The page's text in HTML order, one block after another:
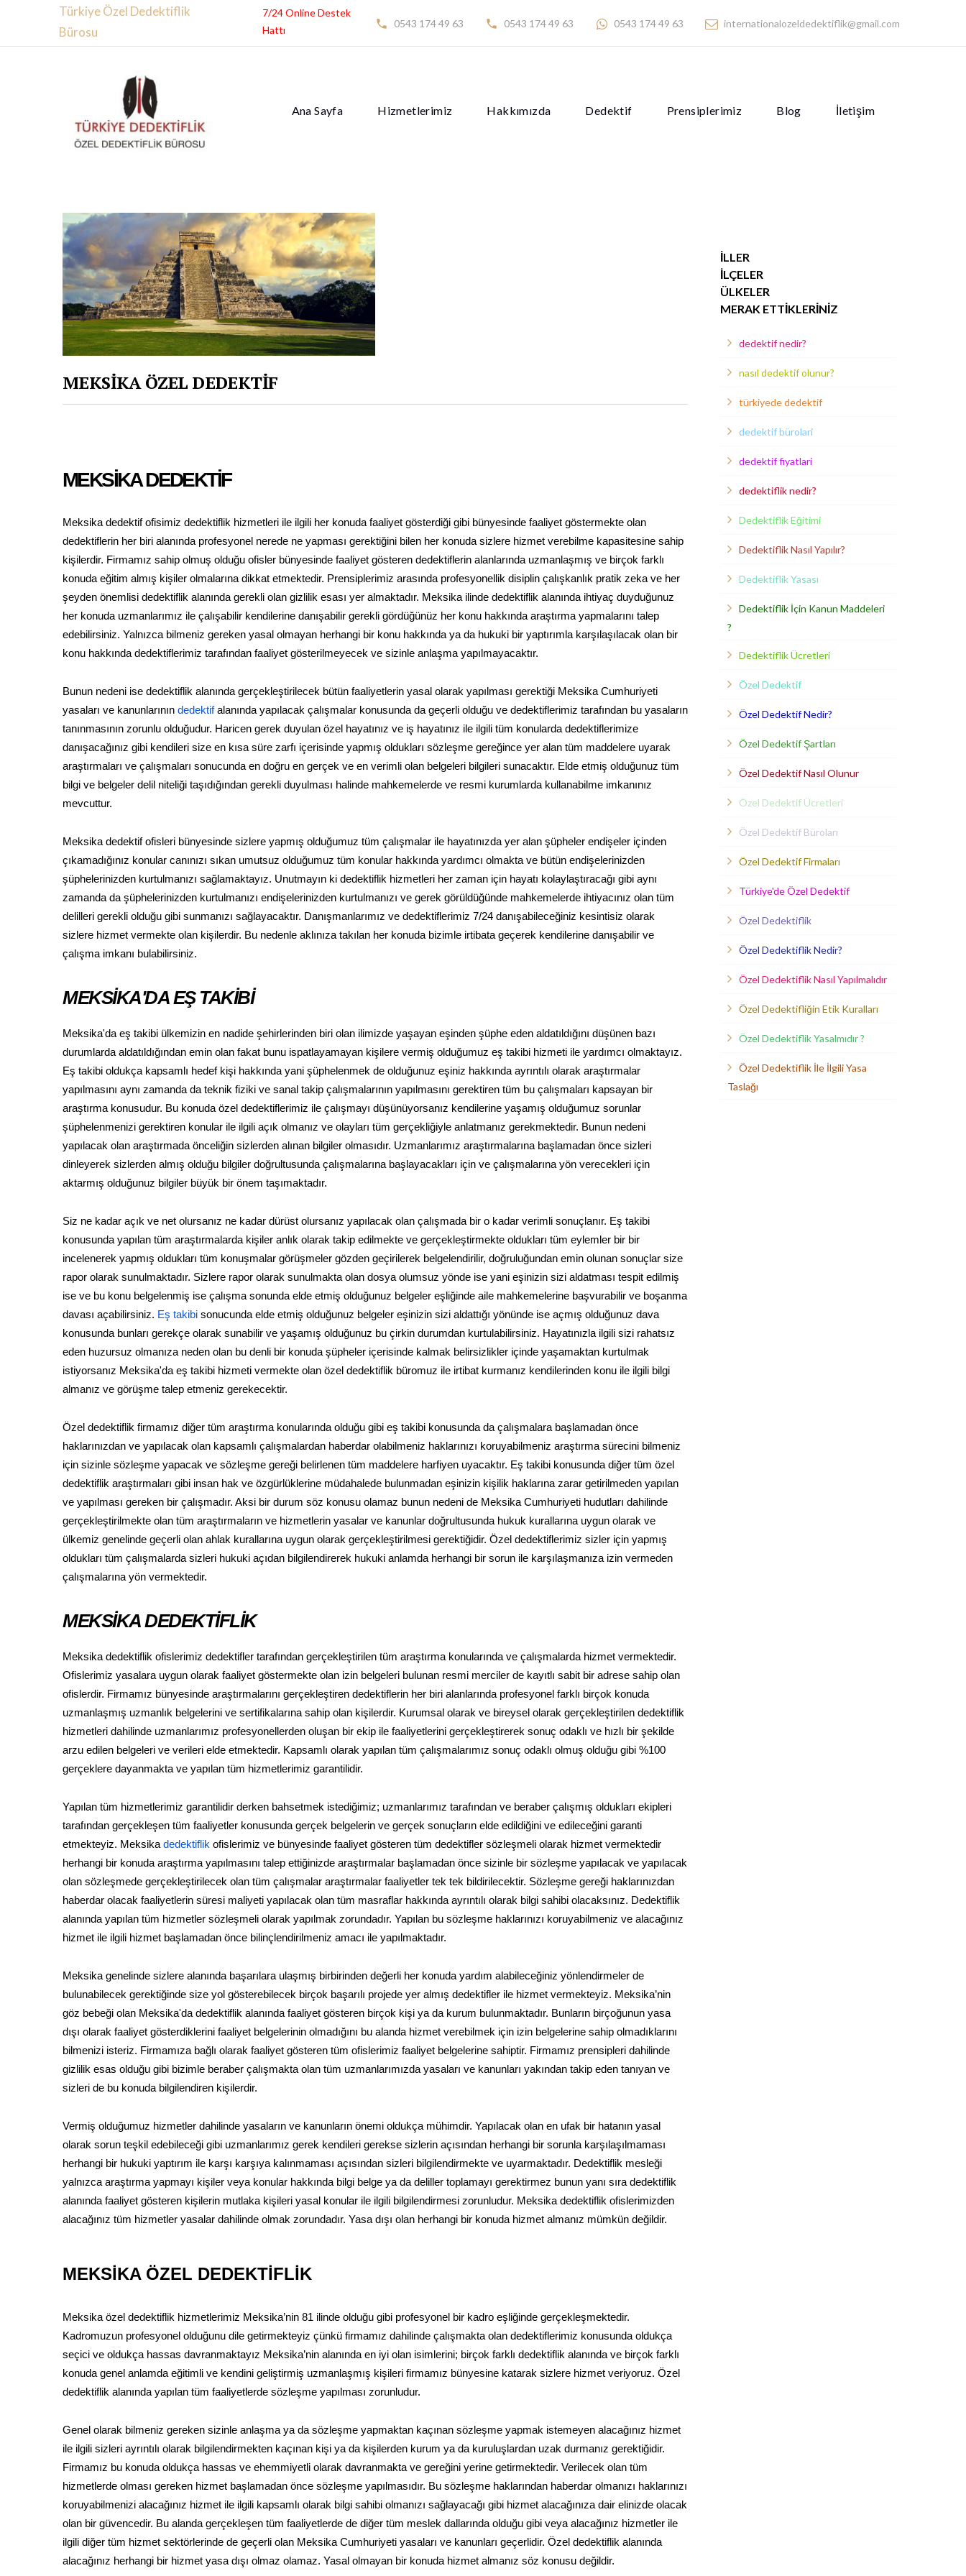
Türkiye Özel Dedektiflik
Bürosu
7/24 Online Destek
Hattı
0543 174 49 63 0543 174 49 63 0543 174 49 63 internationalozeldedektiflik@gmail.com
Ana Sayfa Hizmetlerimiz Hakkımızda Dedektif Prensiplerimiz Blog İletişim
MEKSİKA ÖZEL DEDEKTİF
MEKSİKA DEDEKTİF
Meksika dedektif ofisimiz dedektiflik hizmetleri ile ilgili her konuda faaliyet gösterdiği gibi bünyesinde faaliyet göstermekte olan
dedektiflerin her biri alanında profesyonel nerede ne yapması gerektiğini bilen her konuda sizlere hizmet verebilme kapasitesine sahip
kişilerdir. Firmamız sahip olmuş olduğu ofisler bünyesinde faaliyet gösteren dedektiflerin alanlarında uzmanlaşmış ve birçok farklı
konuda eğitim almış kişiler olmalarına dikkat etmektedir. Prensiplerimiz arasında profesyonellik disiplin çalışkanlık pratik zeka ve her
şeyden önemlisi dedektiflik alanında gerekli olan gizlilik esası yer almaktadır. Meksika ilinde dedektiflik alanında ihtiyaç duyduğunuz
her konuda uzmanlarımız ile çalışabilir kendilerine danışabilir gerekli gördüğünüz her konu hakkında araştırma yapmalarını talep
edebilirsiniz. Yalnızca bilmeniz gereken yasal olmayan herhangi bir konu hakkında ya da hukuki bir yaptırımla karşılaşılacak olan bir
konu hakkında dedektiflerimiz tarafından faaliyet gösterilmeyecek ve sizinle anlaşma yapılmayacaktır.
Bunun nedeni ise dedektiflik alanında gerçekleştirilecek bütün faaliyetlerin yasal olarak yapılması gerektiği Meksika Cumhuriyeti
yasaları ve kanunlarının dedektifalanında yapılacak çalışmalar konusunda da geçerli olduğu ve dedektiflerimiz tarafından bu yasaların
tanınmasının zorunlu olduğudur. Haricen gerek duyulan özel hayatınız ve iş hayatınız ile ilgili tüm konularda dedektiflerimize
danışacağınız gibi kendileri size en kısa süre zarfı içerisinde yapmış oldukları sözleşme gereğince yer alan tüm maddelere uyarak
araştırmaları ve çalışmaları sonucunda en doğru en gerçek ve en verimli olan belgeleri bilgileri sunacaktır. Elde etmiş olduğunuz tüm
bilgi ve belgeler delil niteliği taşıdığından gerekli duyulması halinde mahkemelerde ve resmi kurumlarda kullanabilme imkanınız
mevcuttur.
Meksika dedektif ofisleri bünyesinde sizlere yapmış olduğumuz tüm çalışmalar ile hayatınızda yer alan şüpheler endişeler içinden
çıkamadığınız konular canınızı sıkan umutsuz olduğumuz tüm konular hakkında yardımcı olmakta ve bütün endişelerinizden
şüphelerinizden kurtulmanızı sağlamaktayız. Unutmayın ki dedektiflik hizmetleri her zaman için hayatı kolaylaştıracağı gibi aynı
zamanda da şüphelerinizden kurtulmanızı endişelerinizden kurtulmanızı ve gerek görüldüğünde mahkemelerde ihtiyacınız olan tüm
delilleri gerekli olduğu gibi sunmanızı sağlayacaktır. Danışmanlarımız ve dedektiflerimiz 7/24 danışabileceğiniz kesintisiz olarak
sizlere hizmet vermekte olan kişilerdir. Bu nedenle aklınıza takılan her konuda bizimle irtibata geçerek kendilerine danışabilir ve
çalışma imkanı bulabilirsiniz.
MEKSİKA'DA EŞ TAKİBİ
Meksika'da eş takibi ülkemizin en nadide şehirlerinden biri olan ilimizde yaşayan eşinden şüphe eden aldatıldığını düşünen bazı
durumlarda aldatıldığından emin olan fakat bunu ispatlayamayan kişilere vermiş olduğumuz eş takibi hizmeti ile yardımcı olmaktayız.
Eş takibi oldukça kapsamlı hedef kişi hakkında yani şüphelenmek de olduğunuz eşiniz hakkında ayrıntılı olarak araştırmalar
yapılmasını aynı zamanda da teknik fiziki ve sanal takip çalışmalarının yapılmasını gerektiren tüm bu çalışmaları kapsayan bir
araştırma konusudur. Bu konuda özel dedektiflerimiz ile çalışmayı düşünüyorsanız kendilerine yaşamış olduğumuz sorunlar
şüphelenmenizi gerektiren konular ile ilgili açık olmanız ve olayları tüm gerçekliğiyle anlatmanız gerekmektedir. Bunun nedeni
yapılacak olan araştırmada önceliğin sizlerden alınan bilgiler olmasıdır. Uzmanlarımız araştırmalarına başlamadan önce sizleri
dinleyerek sizlerden almış olduğu bilgiler doğrultusunda çalışmalarına başlayacakları için ve çalışmalarına yön verecekleri için
aktarmış olduğunuz bilgiler büyük bir önem taşımaktadır.
Siz ne kadar açık ve net olursanız ne kadar dürüst olursanız yapılacak olan çalışmada bir o kadar verimli sonuçlanır. Eş takibi
konusunda yapılan tüm araştırmalarda kişiler anlık olarak takip edilmekte ve gerçekleştirmekte oldukları tüm eylemler bir bir
incelenerek yapmış oldukları tüm konuşmalar görüşmeler gözden geçirilerek belgelendirilir, doğruluğundan emin olunan sonuçlar size
rapor olarak sunulmaktadır. Sizlere rapor olarak sunulmakta olan dosya olumsuz yönde ise yani eşinizin sizi aldatması tespit edilmiş
ise ve bu konu belgelenmiş ise çalışma sonunda elde etmiş olduğunuz belgeler eşliğinde aile mahkemelerine başvurabilir ve boşanma
davası açabilirsiniz. Eş takibi sonucunda elde etmiş olduğunuz belgeler eşinizin sizi aldattığı yönünde ise açmış olduğunuz dava
konusunda bunları gerekçe olarak sunabilir ve yaşamış olduğunuz bu çirkin durumdan kurtulabilirsiniz. Hayatınızla ilgili sizi rahatsız
eden huzursuz olmanıza neden olan bu denli bir konuda şüpheler içerisinde kalmak belirsizlikler içinde yaşamaktan kurtulmak
istiyorsanız Meksika'da eş takibi hizmeti vermekte olan özel dedektiflik büromuz ile irtibat kurmanız kendilerinden konu ile ilgili bilgi
almanız ve görüşme talep etmeniz gerekecektir.
Özel dedektiflik firmamız diğer tüm araştırma konularında olduğu gibi eş takibi konusunda da çalışmalara başlamadan önce
haklarınızdan ve yapılacak olan kapsamlı çalışmalardan haberdar olabilmeniz haklarınızı koruyabilmeniz araştırma sürecini bilmeniz
için sizinle sözleşme yapacak ve sözleşme gereği belirlenen tüm maddelere harfiyen uyacaktır. Eş takibi konusunda diğer tüm özel
dedektiflik araştırmaları gibi insan hak ve özgürlüklerine müdahalede bulunmadan eşinizin kişilik haklarına zarar getirilmeden yapılan
ve yapılması gereken bir çalışmadır. Aksi bir durum söz konusu olamaz bunun nedeni de Meksika Cumhuriyeti hudutları dahilinde
gerçekleştirilmekte olan tüm araştırmaların ve hizmetlerin yasalar ve kanunlar doğrultusunda hukuk kurallarına uygun olarak ve
ülkemiz genelinde geçerli olan ahlak kurallarına uygun olarak gerçekleştirilmesi gerektiğidir. Özel dedektiflerimiz sizler için yapmış
oldukları tüm çalışmalarda sizleri hukuki açıdan bilgilendirerek hukuki anlamda herhangi bir sorun ile karşılaşmanıza izin vermeden
çalışmalarına yön vermektedir.
MEKSİKA DEDEKTİFLİK
Meksika dedektiflik ofislerimiz dedektifler tarafından gerçekleştirilen tüm araştırma konularında ve çalışmalarda hizmet vermektedir.
Ofislerimiz yasalara uygun olarak faaliyet göstermekte olan izin belgeleri bulunan resmi merciler de kayıtlı sabit bir adrese sahip olan
ofislerdir. Firmamız bünyesinde araştırmalarını gerçekleştiren dedektiflerin her biri alanlarında profesyonel farklı birçok konuda
uzmanlaşmış uzmanlık belgelerini ve sertifikalarına sahip olan kişilerdir. Kurumsal olarak ve bireysel olarak gerçekleştirilen dedektiflik
hizmetleri dahilinde uzmanlarımız profesyonellerden oluşan bir ekip ile faaliyetlerini gerçekleştirerek sonuç odaklı ve hızlı bir şekilde
arzu edilen belgeleri ve verileri elde etmektedir. Kapsamlı olarak yapılan tüm çalışmalarımız sonuç odaklı olmuş olduğu gibi %100
gerçeklere dayanmakta ve yapılan tüm hizmetlerimiz garantilidir.
Yapılan tüm hizmetlerimiz garantilidir derken bahsetmek istediğimiz; uzmanlarımız tarafından ve beraber çalışmış oldukları ekipleri
tarafından gerçekleşen tüm faaliyetler konusunda gerçek belgelerin ve gerçek sonuçların elde edildiğini ve edileceğini garanti
etmekteyiz. Meksika dedektiflik ofislerimiz ve bünyesinde faaliyet gösteren tüm dedektifler sözleşmeli olarak hizmet vermektedir
herhangi bir konuda araştırma yapılmasını talep ettiğinizde araştırmalar başlamadan önce sizinle bir sözleşme yapılacak ve yapılacak
olan sözleşmede gerçekleştirilecek olan tüm çalışmalar araştırmalar faaliyetler tek tek bildirilecektir. Sözleşme gereği haklarınızdan
haberdar olacak faaliyetlerin süresi maliyeti yapılacak olan tüm masraflar hakkında ayrıntılı olarak bilgi sahibi olacaksınız. Dedektiflik
alanında yapılan tüm hizmetler sözleşmeli olarak yapılmak zorundadır. Yapılan bu sözleşme haklarınızı koruyabilmeniz ve alacağınız
hizmet ile ilgili hizmet başlamadan önce bilinçlendirilmeniz amacı ile yapılmaktadır.
Meksika genelinde sizlere alanında başarılara ulaşmış birbirinden değerli her konuda yardım alabileceğiniz yönlendirmeler de
bulunabilecek gerektiğinde size yol gösterebilecek birçok başarılı projede yer almış dedektifler ile hizmet vermekteyiz. Meksika’nin
göz bebeği olan Meksika'da dedektiflik alanında faaliyet gösteren birçok kişi ya da kurum bulunmaktadır. Bunların birçoğunun yasa
dışı olarak faaliyet gösterdiklerini faaliyet belgelerinin olmadığını bu alanda hizmet verebilmek için izin belgelerine sahip olmadıklarını
bilmenizi isteriz. Firmamıza bağlı olarak faaliyet gösteren tüm ofislerimiz faaliyet belgelerine sahiptir. Firmamız prensipleri dahilinde
gizlilik esas olduğu gibi bizimle beraber çalışmakta olan tüm uzmanlarımızda yasaları ve kanunları yakından takip eden tanıyan ve
sizleri de bu konuda bilgilendiren kişilerdir.
Vermiş olduğumuz hizmetler dahilinde yasaların ve kanunların önemi oldukça mühimdir. Yapılacak olan en ufak bir hatanın yasal
olarak sorun teşkil edebileceği gibi uzmanlarımız gerek kendileri gerekse sizlerin açısından herhangi bir sorunla karşılaşılmaması
herhangi bir hukuki yaptırım ile karşı karşıya kalınmaması açısından sizleri bilgilendirmekte ve uyarmaktadır. Dedektiflik mesleği
yalnızca araştırma yapmayı kişiler veya konular hakkında bilgi belge ya da deliller toplamayı gerektirmez bunun yanı sıra dedektiflik
alanında faaliyet gösteren kişilerin mutlaka kişileri yasal konular ile ilgili bilgilendirmesi zorunludur. Meksika dedektiflik ofislerimizden
alacağınız tüm hizmetler yasalar dahilinde olmak zorundadır. Yasa dışı olan herhangi bir konuda hizmet almanız mümkün değildir.
MEKSİKA ÖZEL DEDEKTİFLİK
Meksika özel dedektiflik hizmetlerimiz Meksika’nin 81 ilinde olduğu gibi profesyonel bir kadro eşliğinde gerçekleşmektedir.
Kadromuzun profesyonel olduğunu dile getirmekteyiz çünkü firmamız dahilinde çalışmakta olan dedektiflerimiz konusunda oldukça
seçici ve oldukça hassas davranmaktayız Meksika’nin alanında en iyi olan isimlerini; birçok farklı dedektiflik alanında ve birçok farklı
konuda genel anlamda eğitimli ve kendini geliştirmiş uzmanlaşmış kişileri firmamız bünyesine katarak sizlere hizmet veriyoruz. Özel
dedektiflik alanında yapılan tüm faaliyetlerde sözleşme yapılması zorunludur.
Genel olarak bilmeniz gereken sizinle anlaşma ya da sözleşme yapmaktan kaçınan sözleşme yapmak istemeyen alacağınız hizmet
ile ilgili sizleri ayrıntılı olarak bilgilendirmekten kaçınan kişi ya da kişilerden kurum ya da kuruluşlardan uzak durmanız gerektiğidir.
Firmamız bu konuda oldukça hassas ve ehemmiyetli olarak davranmakta ve gereğini yerine getirmektedir. Verilecek olan tüm
hizmetlerde olması gereken hizmet başlamadan önce sözleşme yapılmasıdır. Bu sözleşme haklarından haberdar olmanızı haklarınızı
koruyabilmenizi alacağınız hizmet ile ilgili kapsamlı olarak bilgi sahibi olmanızı sağlayacağı gibi hizmet alacağınıza dair elinizde olacak
olan bir güvencedir. Bu alanda gerçekleşen tüm faaliyetlerde de diğer tüm meslek dallarında olduğu gibi veya alacağınız hizmetler ile
ilgili diğer tüm hizmet sektörlerinde de geçerli olan Meksika Cumhuriyeti yasaları ve kanunları geçerlidir. Özel dedektiflik alanında
alacağınız herhangi bir hizmet yasa dışı olmaz olamaz. Yasal olmayan bir konuda hizmet almanız söz konusu değildir.
İLLER
İLÇELER
ÜLKELER
MERAK ETTIKLERINIZ
dedektif nedir?
nasıl dedektif olunur?
türkiyede dedektif
dedektif bürolari
dedektif fiyatlari
dedektiflik nedir?
Dedektiflik Eğitimi
Dedektiflik Nasıl Yapılır?
Dedektiflik Yasası
Dedektiflik İçin Kanun Maddeleri
?
Dedektiflik Ücretleri
Özel Dedektif
Özel Dedektif Nedir?
Özel Dedektif Şartları
Özel Dedektif Nasıl Olunur
Özel Dedektif Ücretleri
Özel Dedektif Büroları
Özel Dedektif Firmaları
Türkiye'de Özel Dedektif
Özel Dedektiflik
Özel Dedektiflik Nedir?
Özel Dedektiflik Nasıl Yapılmalıdır
Özel Dedektifliğin Etik Kuralları
Özel Dedektiflik Yasalmıdır ?
Özel Dedektiflik İle İlgili Yasa
Taslağı